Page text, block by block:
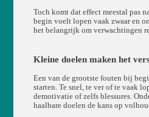
Toch komt dat effect meestal pas
begin voelt lopen vaak zwaar en
het belangrijk om verwachtingen
Kleine doelen maken het
Een van de grootste fouten bij
starten. Te snel, te ver of te vaak
demotivatie of zelfs blessures.
haalbare doelen de kans op